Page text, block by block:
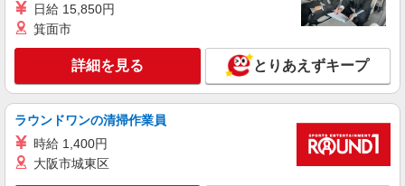
日給 15,850円
箕面市
詳細を見る とりあえずキープ
ラウンドワンの清掃作業員
時給 1,400円
大阪市城東区